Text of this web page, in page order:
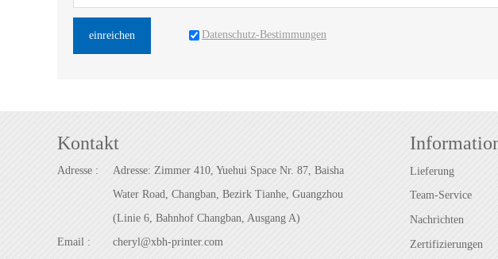
einreichen Datenschutz-Bestimmungen
Kontakt
Adresse :
Adresse: Zimmer 410, Yuehui Space Nr. 87, Baisha
Water Road, Changban, Bezirk Tianhe, Guangzhou
(Linie 6, Bahnhof Changban, Ausgang A)
Email :
cheryl@xbh-printer.com
Lieferung
Team-Service
Nachrichten
Zertifizierungen